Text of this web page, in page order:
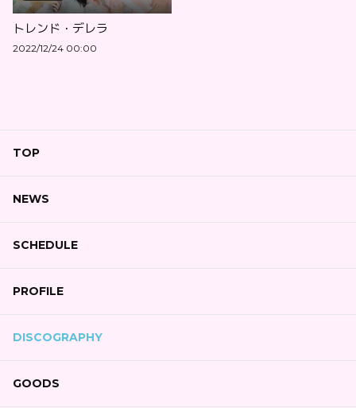
トレンド・デレラ
2022/12/24 00:00
TOP
NEWS
SCHEDULE
PROFILE
DISCOGRAPHY
GOODS